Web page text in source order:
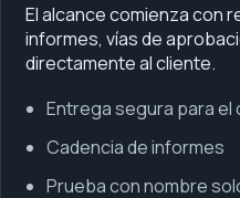
El alcance comienza con
informes, vías de
directamente al cliente.
Entrega segura para el
Cadencia de informes
Prueba con nombre